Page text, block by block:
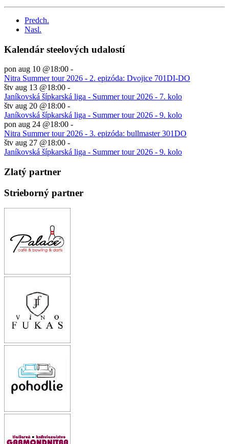
Predch.
Nasl.
Kalendár steelových udalostí
pon aug 10 @18:00 -
Nitra Summer tour 2026 - 2. epizóda: Dvojice 701DI-DO
štv aug 13 @18:00 -
Janíkovská šípkarská liga - Summer tour 2026 - 7. kolo
štv aug 20 @18:00 -
Janíkovská šípkarská liga - Summer tour 2026 - 9. kolo
pon aug 24 @18:00 -
Nitra Summer tour 2026 - 3. epizóda: bullmaster 301DO
štv aug 27 @18:00 -
Janíkovská šípkarská liga - Summer tour 2026 - 9. kolo
Zlatý partner
Strieborný partner